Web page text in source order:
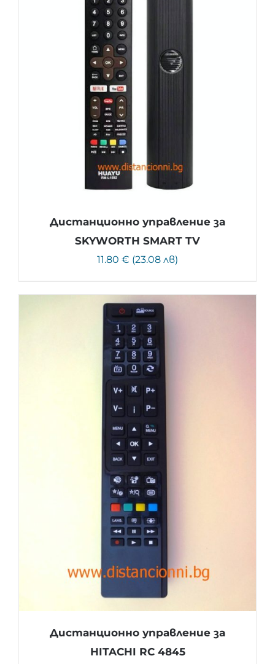
Дистанционно управление за
SKYWORTH SMART TV
11.80 € (23.08 лв)
Дистанционно управление за
HITACHI RC 4845